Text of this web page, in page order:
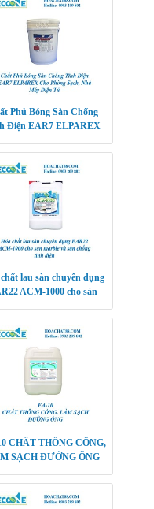
Phủ Bóng Sàn Chống
Điện EAR7 ELPAREX
Tử
lau sàn chuyên dụng
ACM-1000 cho sàn
CHẤT THÔNG CỐNG,
SẠCH ĐƯỜNG ỐNG